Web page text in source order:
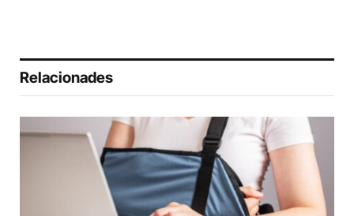
Relacionades